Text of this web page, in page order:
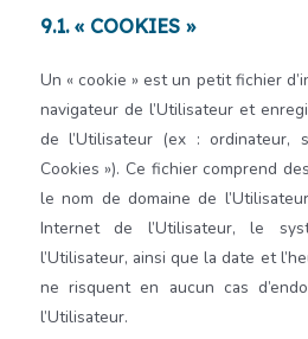
9.1. « COOKIES »
Un « cookie » est un petit fichier
navigateur de l’Utilisateur et
de l’Utilisateur (ex : ordinateur,
Cookies »). Ce fichier comprend
le nom de domaine de
Internet de l’Utilisateur, le
l’Utilisateur, ainsi que la date et
ne risquent en aucun cas
l’Utilisateur.